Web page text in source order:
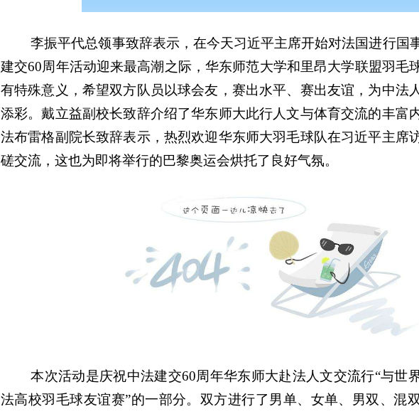
李振平代总领事致辞表示，在今天习近平主席开始对法国进行国
建交60周年活动迎来最高潮之际，华东师范大学和里昂大学联盟羽毛
有特殊意义，希望双方队员以球会友，赛出水平、赛出友谊，为中法
添彩。戴立益副校长致辞介绍了华东师大此行人文与体育交流的丰富
法布雷格副院长致辞表示，热烈欢迎华东师大羽毛球队在习近平主席
磋交流，这也为即将举行的巴黎奥运会烘托了良好气氛。
本次活动是庆祝中法建交60周年华东师大赴法人文交流行“与世
法高校羽毛球友谊赛”的一部分。双方进行了男单、女单、男双、混